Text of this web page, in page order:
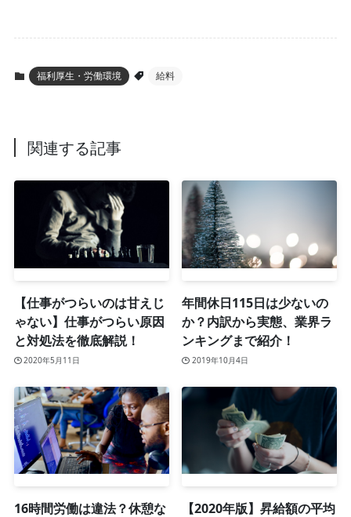
福利厚生・労働環境 給料
関連する記事
【仕事がつらいのは甘えじ
ゃない】仕事がつらい原因
と対処法を徹底解説！
2020年5月11日
年間休日115日は少ないの
か？内訳から実態、業界ラ
ンキングまで紹介！
2019年10月4日
16時間労働は違法？休憩な
【2020年版】昇給額の平均